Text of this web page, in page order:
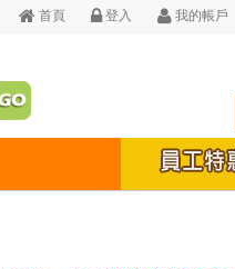
首頁 登入 我的帳戶